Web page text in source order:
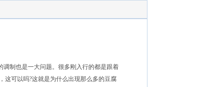
制也是一大问题。很多刚入行的都是跟着
这可以吗?这就是为什么出现那么多的豆腐